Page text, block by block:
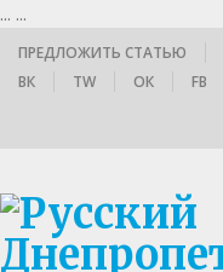
... ...
ПРЕДЛОЖИТЬ СТАТЬЮ
ВК
TW ОК FB